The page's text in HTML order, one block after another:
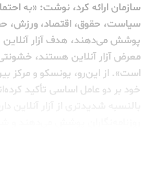
سازمان ارائه کرد، نوشت: «به
سیاست، حقوق، اقتصاد، ورزش،
پوشش می‌دهند، هدف آزار آنلاین
معرض آزار آنلاین هستند،
است». از این‌رو، یونسکو و مرکز